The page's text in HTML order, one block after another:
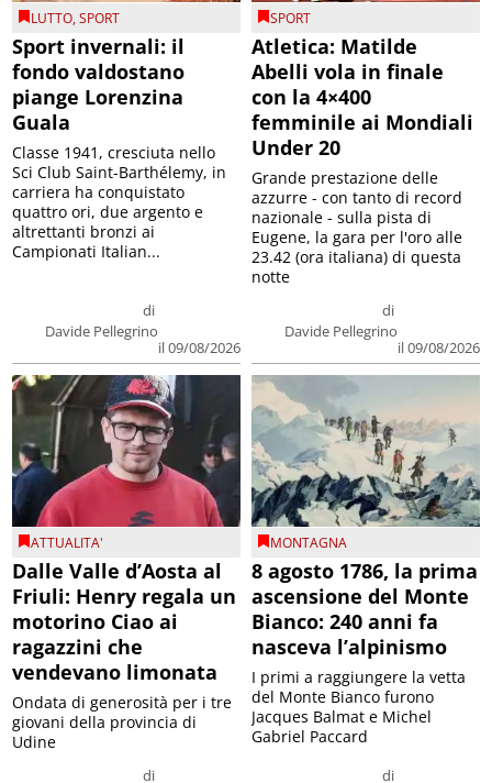
LUTTO,SPORT
Sport invernali: il
fondo valdostano
piange Lorenzina
Guala
di
Davide Pellegrino
il 09/08/2026
Classe 1941, cresciuta nello
Sci Club Saint-Barthélemy, in
carriera ha conquistato
quattro ori, due argento e
altrettanti bronzi ai
Campionati Italian...
SPORT
Atletica: Matilde
Abelli vola in finale
con la 4×400
femminile ai Mondiali
Under 20
di
Davide Pellegrino
il 09/08/2026
Grande prestazione delle
azzurre - con tanto di record
nazionale - sulla pista di
Eugene, la gara per l'oro alle
23.42 (ora italiana) di questa
notte
ATTUALITA'
Dalle Valle d’Aosta al
Friuli: Henry regala un
motorino Ciao ai
ragazzini che
vendevano limonata
di
Ondata di generosità per i tre
giovani della provincia di
Udine
MONTAGNA
8 agosto 1786, la prima
ascensione del Monte
Bianco: 240 anni fa
nasceva l’alpinismo
di
I primi a raggiungere la vetta
del Monte Bianco furono
Jacques Balmat e Michel
Gabriel Paccard